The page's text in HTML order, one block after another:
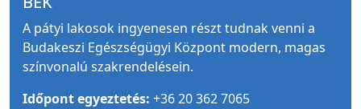
A pátyi lakosok ingyenesen részt tudnak venni a
Budakeszi Egészségügyi Központ modern, magas
színvonalú szakrendelésein.
Időpont egyeztetés: +36 20 362 7065